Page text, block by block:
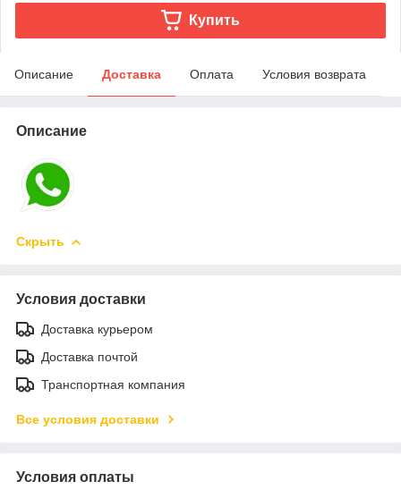
Купить
Описание Доставка Оплата Условия возврата
Описание
Скрыть
Условия доставки
Доставка курьером
Доставка почтой
Транспортная компания
Все условия доставки
Условия оплаты